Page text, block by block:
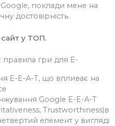
поклади мене на
достовірність.
у ТОП.
гри для E-
Google E-E-A-T
Trustworthiness)в
елемент у вигляді